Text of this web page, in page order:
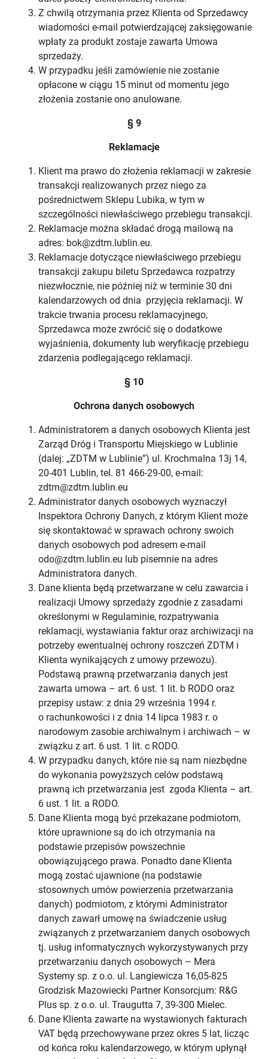
Z chwilą otrzymania przez Klienta od Sprzedawcy
wiadomości e-mail potwierdzającej zaksięgowanie
wpłaty za produkt zostaje zawarta Umowa
sprzedaży.
W przypadku jeśli zamówienie nie zostanie
opłacone w ciągu 15 minut od momentu jego
złożenia zostanie ono anulowane.
§ 9
Reklamacje
Klient ma prawo do złożenia reklamacji w zakresie
transakcji realizowanych przez niego za
pośrednictwem Sklepu Lubika, w tym w
szczególności niewłaściwego przebiegu transakcji.
Reklamacje można składać drogą mailową na
adres: bok@zdtm.lublin.eu.
Reklamacje dotyczące niewłaściwego przebiegu
transakcji zakupu biletu Sprzedawca rozpatrzy
niezwłocznie, nie później niż w terminie 30 dni
kalendarzowych od dnia przyjęcia reklamacji. W
trakcie trwania procesu reklamacyjnego,
Sprzedawca może zwrócić się o dodatkowe
wyjaśnienia, dokumenty lub weryfikację przebiegu
zdarzenia podlegającego reklamacji.
§ 10
Ochrona danych osobowych
Administratorem a danych osobowych Klienta jest
Zarząd Dróg i Transportu Miejskiego w Lublinie
(dalej: „ZDTM w Lublinie”) ul. Krochmalna 13j 14,
20-401 Lublin, tel. 81 466-29-00, e-mail:
zdtm@zdtm.lublin.eu
Administrator danych osobowych wyznaczył
Inspektora Ochrony Danych, z którym Klient może
się skontaktować w sprawach ochrony swoich
danych osobowych pod adresem e-mail
odo@zdtm.lublin.eu lub pisemnie na adres
Administratora danych.
Dane klienta będą przetwarzane w celu zawarcia i
realizacji Umowy sprzedaży zgodnie z zasadami
określonymi w Regulaminie, rozpatrywania
reklamacji, wystawiania faktur oraz archiwizacji na
potrzeby ewentualnej ochrony roszczeń ZDTM i
Klienta wynikających z umowy przewozu).
Podstawą prawną przetwarzania danych jest
zawarta umowa – art. 6 ust. 1 lit. b RODO oraz
przepisy ustaw: z dnia 29 września 1994 r.
o rachunkowości i z dnia 14 lipca 1983 r. o
narodowym zasobie archiwalnym i archiwach – w
związku z art. 6 ust. 1 lit. c RODO.
W przypadku danych, które nie są nam niezbędne
do wykonania powyższych celów podstawą
prawną ich przetwarzania jest zgoda Klienta – art.
6 ust. 1 lit. a RODO.
Dane Klienta mogą być przekazane podmiotom,
które uprawnione są do ich otrzymania na
podstawie przepisów powszechnie
obowiązującego prawa. Ponadto dane Klienta
mogą zostać ujawnione (na podstawie
stosownych umów powierzenia przetwarzania
danych) podmiotom, z którymi Administrator
danych zawarł umowę na świadczenie usług
związanych z przetwarzaniem danych osobowych
tj. usług informatycznych wykorzystywanych przy
przetwarzaniu danych osobowych – Mera
Systemy sp. z o.o. ul. Langiewicza 16,05-825
Grodzisk Mazowiecki Partner Konsorcjum: R&G
Plus sp. z o.o. ul. Traugutta 7, 39-300 Mielec.
Dane Klienta zawarte na wystawionych fakturach
VAT będą przechowywane przez okres 5 lat, licząc
od końca roku kalendarzowego, w którym upłynął